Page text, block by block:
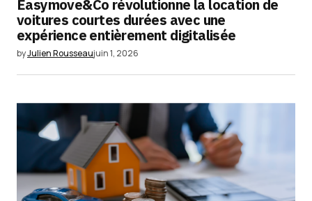
Easymove&Co révolutionne la location de
voitures courtes durées avec une
expérience entièrement digitalisée
byJulien Rousseaujuin 1, 2026